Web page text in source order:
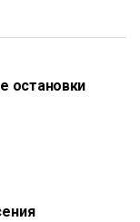
остановки